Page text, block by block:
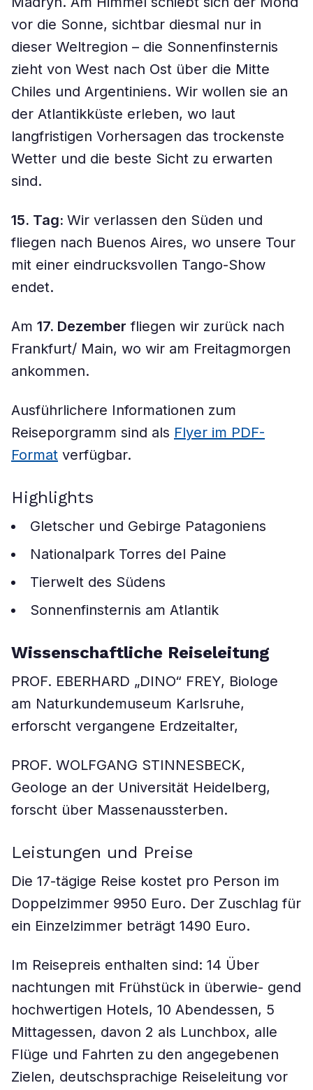
vor die Sonne, sichtbar diesmal nur in
dieser Weltregion – die Sonnenfinsternis
zieht von West nach Ost über die Mitte
Chiles und Argentiniens. Wir wollen sie an
der Atlantikküste erleben, wo laut
langfristigen Vorhersagen das trockenste
Wetter und die beste Sicht zu erwarten
sind.
15. Tag: Wir verlassen den Süden und
fliegen nach Buenos Aires, wo unsere Tour
mit einer eindrucksvollen Tango-Show
endet.
Am 17. Dezember fliegen wir zurück nach
Frankfurt/ Main, wo wir am Freitagmorgen
ankommen.
Ausführlichere Informationen zum
Reiseporgramm sind als Flyer im PDF-
Format verfügbar.
Highlights
Gletscher und Gebirge Patagoniens
Nationalpark Torres del Paine
Tierwelt des Südens
Sonnenfinsternis am Atlantik
Wissenschaftliche Reiseleitung
PROF. EBERHARD „DINO“ FREY, Biologe
am Naturkundemuseum Karlsruhe,
erforscht vergangene Erdzeitalter,
PROF. WOLFGANG STINNESBECK,
Geologe an der Universität Heidelberg,
forscht über Massenaussterben.
Leistungen und Preise
Die 17-tägige Reise kostet pro Person im
Doppelzimmer 9950 Euro. Der Zuschlag für
ein Einzelzimmer beträgt 1490 Euro.
Im Reisepreis enthalten sind: 14 Über
nachtungen mit Frühstück in überwie- gend
hochwertigen Hotels, 10 Abendessen, 5
Mittagessen, davon 2 als Lunchbox, alle
Flüge und Fahrten zu den angegebenen
Zielen, deutschsprachige Reiseleitung vor